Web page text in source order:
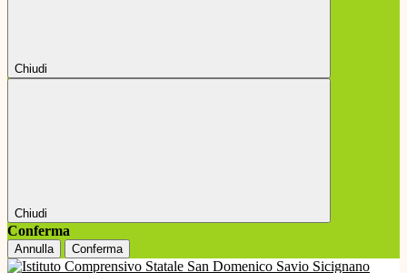
Chiudi
Chiudi
Conferma
Annulla Conferma